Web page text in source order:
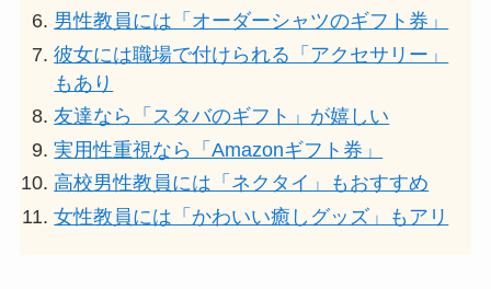
男性教員には「オーダーシャツのギフト券」
彼女には職場で付けられる「アクセサリー」
もあり
友達なら「スタバのギフト」が嬉しい
実用性重視なら「Amazonギフト券」
高校男性教員には「ネクタイ」もおすすめ
女性教員には「かわいい癒しグッズ」もアリ